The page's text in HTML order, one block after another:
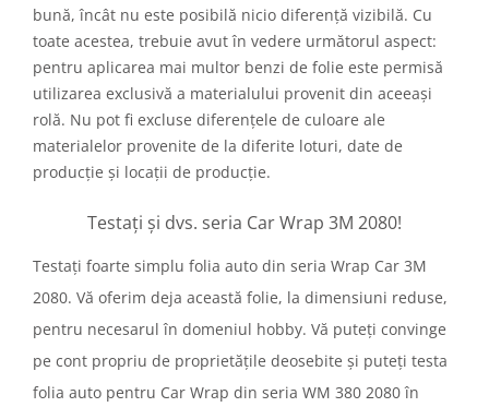
bună, încât nu este posibilă nicio diferență vizibilă. Cu
toate acestea, trebuie avut în vedere următorul aspect:
pentru aplicarea mai multor benzi de folie este permisă
utilizarea exclusivă a materialului provenit din aceeași
rolă. Nu pot fi excluse diferențele de culoare ale
materialelor provenite de la diferite loturi, date de
producție și locații de producție.
Testați și dvs. seria Car Wrap 3M 2080!
Testați foarte simplu folia auto din seria Wrap Car 3M
2080. Vă oferim deja această folie, la dimensiuni reduse,
pentru necesarul în domeniul hobby. Vă puteți convinge
pe cont propriu de proprietățile deosebite și puteți testa
folia auto pentru Car Wrap din seria WM 380 2080 în